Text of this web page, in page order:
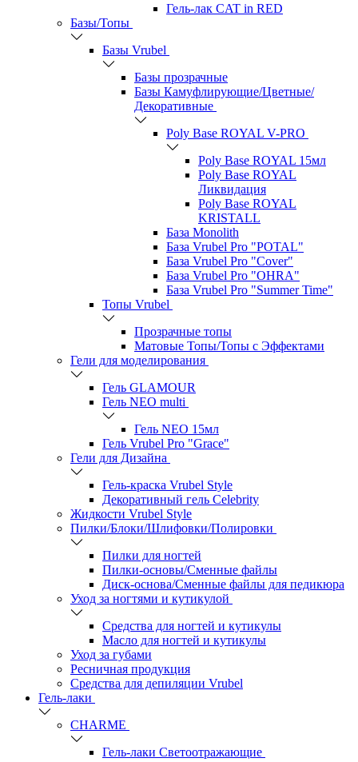
Гель-лак CAT in RED
Базы/Топы
Базы Vrubel
Базы прозрачные
Базы Камуфлирующие/Цветные/
Декоративные
Poly Base ROYAL V-PRO
Poly Base ROYAL 15мл
Poly Base ROYAL
Ликвидация
Poly Base ROYAL
KRISTALL
База Monolith
База Vrubel Pro "POTAL"
База Vrubel Pro "Сover"
База Vrubel Pro "OHRA"
База Vrubel Pro "Summer Time"
Топы Vrubel
Прозрачные топы
Матовые Топы/Топы с Эффектами
Гели для моделирования
Гель GLAMOUR
Гель NEO multi
Гель NEO 15мл
Гель Vrubel Pro "Grace"
Гели для Дизайна
Гель-краска Vrubel Style
Декоративный гель Celebrity
Жидкости Vrubel Style
Пилки/Блоки/Шлифовки/Полировки
Пилки для ногтей
Пилки-основы/Сменные файлы
Диск-основа/Сменные файлы для педикюра
Уход за ногтями и кутикулой
Средства для ногтей и кутикулы
Масло для ногтей и кутикулы
Уход за губами
Ресничная продукция
Средства для депиляции Vrubel
Гель-лаки
СHARME
Гель-лаки Светоотражающие